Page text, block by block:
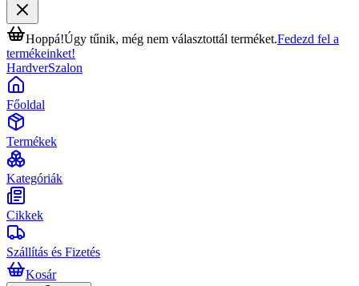
Hoppá!Úgy tűnik, még nem választottál terméket.Fedezd fel a
termékeinket!
HardverSzalon
Főoldal
Termékek
Kategóriák
Cikkek
Szállítás és Fizetés
Kosár